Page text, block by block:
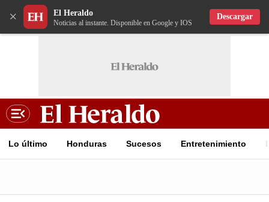
× El Heraldo
Noticias al instante. Disponible en Google y IOS
Descargar
Lo último Honduras Sucesos Entretenimiento